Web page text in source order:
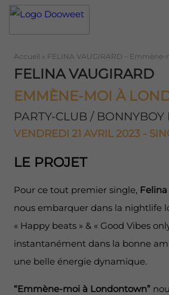
Accueil » FELINA VAUGIRARD –
FELINA VAUGIRARD
EMMÈNE-MOI À
PARTY-CLUB / BONNYBOY
VENDREDI 21 AVRIL 2023 -
LE PROJET
Pour ce tout premier single,
nous embarquer dans la nightlife
« Happy beats » & « Good Vibes
instantanément dans la bonne
une belle énergie dynamique.
“Emmène-moi à Londontown”